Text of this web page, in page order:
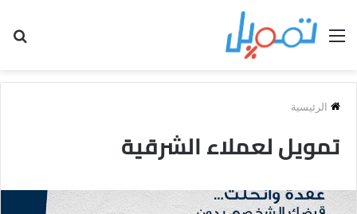
القائمة
الرئيسية
تمويل لعملاء الشرقية